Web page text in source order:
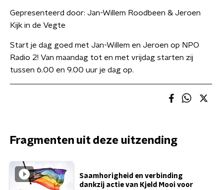
Gepresenteerd door: Jan-Willem Roodbeen & Jeroen
Kijk in de Vegte
Start je dag goed met Jan-Willem en Jeroen op NPO
Radio 2! Van maandag tot en met vrijdag starten zij
tussen 6.00 en 9.00 uur je dag op.
Fragmenten uit deze uitzending
Saamhorigheid en verbinding
dankzij actie van Kjeld Mooi voor